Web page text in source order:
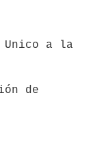
Unico a la
de